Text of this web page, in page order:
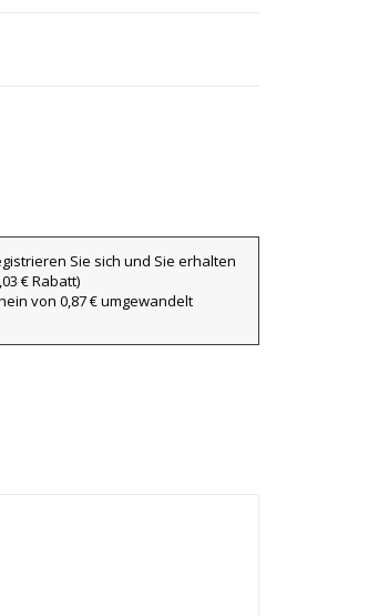
Sie sich und Sie erhalten
€ Rabatt)
von 0,87 € umgewandelt